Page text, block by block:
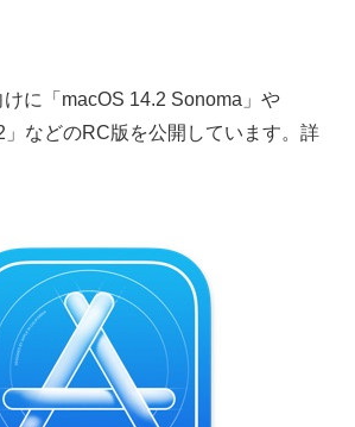
に「macOS 14.2 Sonoma」や
」などのRC版を公開しています。詳